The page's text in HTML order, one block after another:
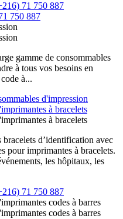
71 750 887
750 887
gamme de consommables
à tous vos besoins en
à...
d'impression
à bracelets
à bracelets
bracelets d’identification avec
pour imprimantes à bracelets.
les hôpitaux, les
71 750 887
codes à barres
codes à barres